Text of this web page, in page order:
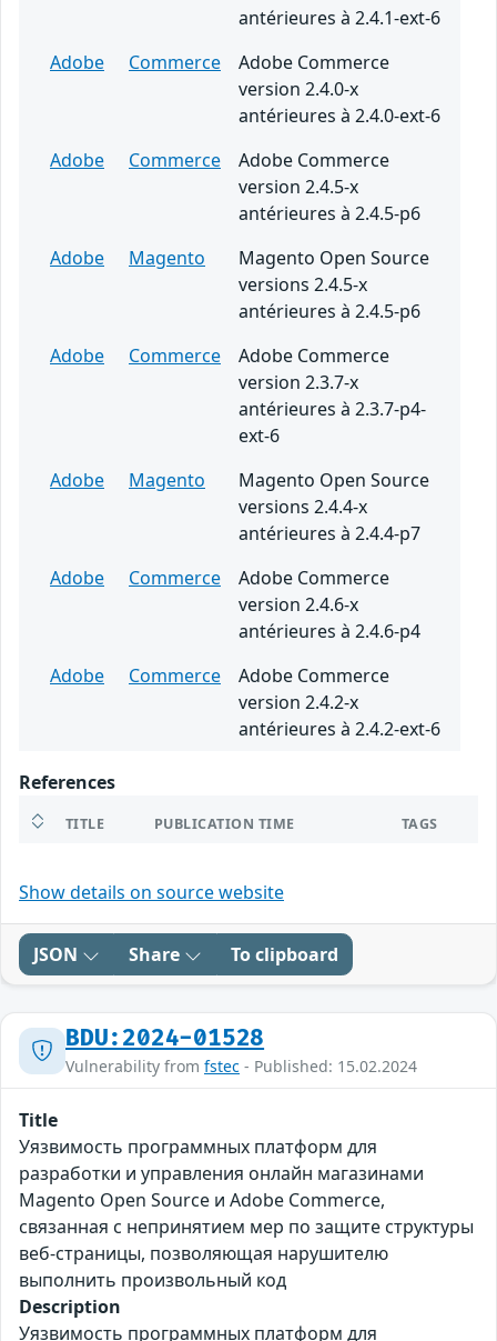
antérieures à 2.4.1-ext-6
Adobe
Commerce
Adobe Commerce
version 2.4.0-x
antérieures à 2.4.0-ext-6
Adobe
Commerce
Adobe Commerce
version 2.4.5-x
antérieures à 2.4.5-p6
Adobe
Magento
Magento Open Source
versions 2.4.5-x
antérieures à 2.4.5-p6
Adobe
Commerce
Adobe Commerce
version 2.3.7-x
antérieures à 2.3.7-p4-
ext-6
Adobe
Magento
Magento Open Source
versions 2.4.4-x
antérieures à 2.4.4-p7
Adobe
Commerce
Adobe Commerce
version 2.4.6-x
antérieures à 2.4.6-p4
Adobe
Commerce
Adobe Commerce
version 2.4.2-x
antérieures à 2.4.2-ext-6
References
TITLE PUBLICATION TIME TAGS
Show details on source website
JSON Share To clipboard
BDU:2024-01528
Vulnerability from fstec - Published: 15.02.2024
Title
Уязвимость программных платформ для
разработки и управления онлайн магазинами
Magento Open Source и Adobe Commerce,
связанная с непринятием мер по защите структуры
веб-страницы, позволяющая нарушителю
выполнить произвольный код
Description
Уязвимость программных платформ для